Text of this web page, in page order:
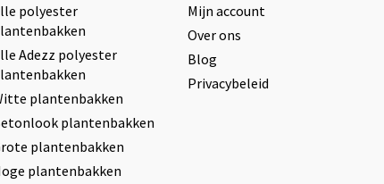
polyester
Adezz polyester
plantenbakken
plantenbakken
plantenbakken
plantenbakken
Mijn account
Over ons
Blog
Privacybeleid